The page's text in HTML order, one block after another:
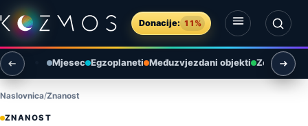
Preskoči na sadržaj
Donacije: 11%
Otvori izbornik
Otvori pretragu
Mjesec Egzoplaneti Međuzvjezdani objekti Zemlja i
Naslovnica Znanost
ZNANOST